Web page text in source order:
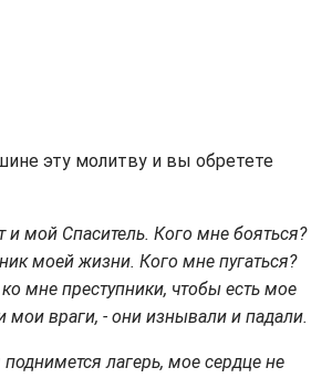
эту молитву и вы обретете
и мой Спаситель. Кого мне бояться?
моей жизни. Кого мне пугаться?
мне преступники, чтобы есть мое
и мои враги, - они изнывали и падали.
лагерь, мое сердце не